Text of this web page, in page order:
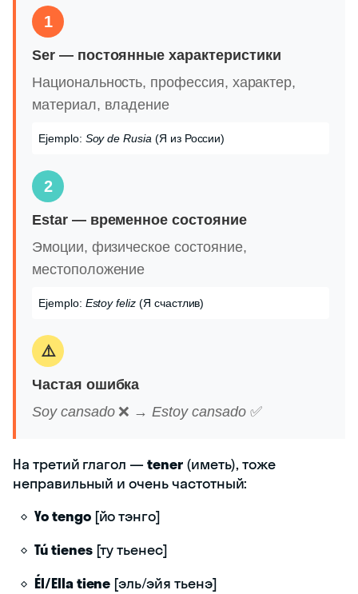
1
Ser — постоянные характеристики
Национальность, профессия, характер,
материал, владение
Ejemplo: Soy de Rusia (Я из России)
2
Estar — временное состояние
Эмоции, физическое состояние,
местоположение
Ejemplo: Estoy feliz (Я счастлив)
⚠️
Частая ошибка
Soy cansado❌ →Estoy cansado✅
На третий глагол —tener(иметь), тоже
неправильный и очень частотный:
Yo tengo[йо тэнго]
Tú tienes[ту тьенес]
Él/Ella tiene [эль/эйя тьенэ]